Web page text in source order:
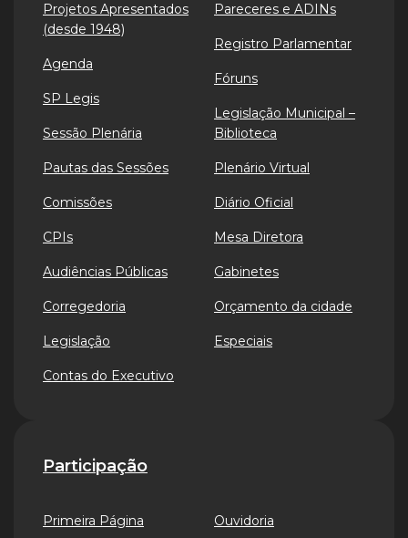
Projetos Apresentados
(desde 1948)
Agenda
SP Legis
Sessão Plenária
Pautas das Sessões
Comissões
CPIs
Audiências Públicas
Corregedoria
Legislação
Contas do Executivo
Pareceres e ADINs
Registro Parlamentar
Fóruns
Legislação Municipal –
Biblioteca
Plenário Virtual
Diário Oficial
Mesa Diretora
Gabinetes
Orçamento da cidade
Especiais
Participação
Primeira Página Ouvidoria